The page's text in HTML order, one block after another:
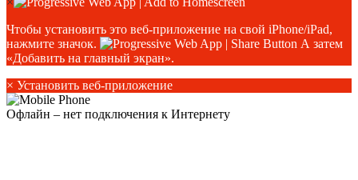
Чтобы установить это веб-приложение на свой iPhone/iPad,
нажмите значок.
А затем
«Добавить на главный экран».
× Установить веб-приложение
Офлайн – нет подключения к Интернету